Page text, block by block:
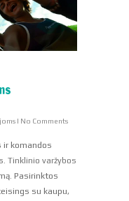
| No Comments
ir komandos
Tinklinio varžybos
Pasirinktos
su kaupu,